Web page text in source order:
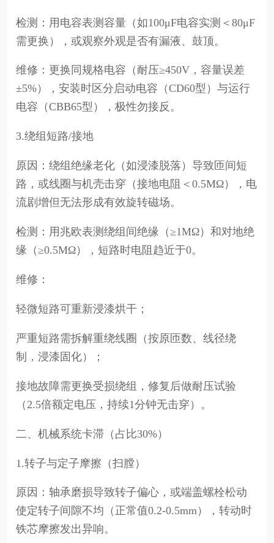
检测：用电容表测容量（如100μF电容实测＜80μF
需更换），或观察外观是否有漏液、鼓顶。
维修：更换同规格电容（耐压≥450V，容量误差
±5%），安装时区分启动电容（CD60型）与运行
电容（CBB65型），极性勿接反。
3.绕组短路/接地
原因：绕组绝缘老化（如浸漆脱落）导致匝间短
路，或线圈与机壳击穿（接地电阻＜0.5MΩ），电
流剧增但无法形成有效旋转磁场。
检测：用兆欧表测绕组间绝缘（≥1MΩ）和对地绝
缘（≥0.5MΩ），短路时电阻趋近于0。
维修：
轻微短路可重新浸漆烘干；
严重短路需拆解重绕线圈（按原匝数、线径绕
制，浸漆固化）；
接地故障需更换受损绕组，修复后做耐压试验
（2.5倍额定电压，持续1分钟无击穿）。
二、机械系统卡滞（占比30%）
1.转子与定子摩擦（扫膛）
原因：轴承磨损导致转子偏心，或端盖螺栓松动
使定转子间隙不均（正常值0.2-0.5mm），转动时
铁芯摩擦发出异响。